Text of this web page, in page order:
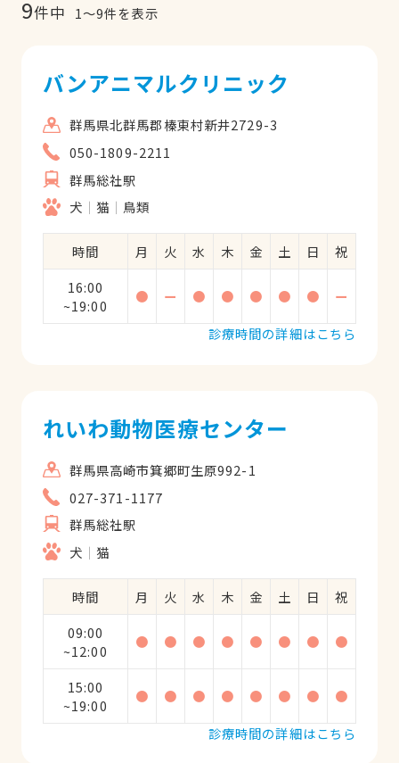
9件中 1〜9件を表示
バンアニマルクリニック
群馬県北群馬郡榛東村新井2729-3
050-1809-2211
群馬総社駅
犬
猫 鳥類
時間 月 火 水 木 金 土 日
祝
16:00
~19:00
● ー ● ● ● ● ●
ー
診療時間の詳細はこちら
れいわ動物医療センター
群馬県高崎市箕郷町生原992-1
027-371-1177
群馬総社駅
犬
猫
時間 月 火 水 木 金 土 日
祝
09:00
~12:00
● ● ● ● ● ● ● ●
15:00
~19:00
● ● ● ● ● ● ●
●
診療時間の詳細はこちら